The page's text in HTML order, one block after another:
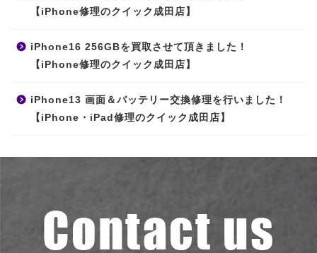
【iPhone修理のクイック成田店】
iPhone16 256GBを買取させて頂きました！
【iPhone修理のクイック成田店】
iPhone13 画面＆バッテリー交換修理を行いました！
【iPhone・iPad修理のクイック成田店】